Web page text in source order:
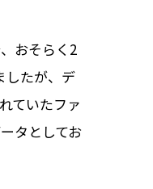
おそらく2
したが、デ
ていたファ
タとしてお